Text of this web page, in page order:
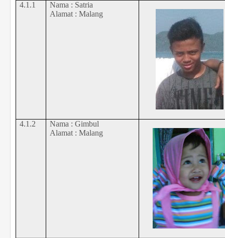
4.1.1
Nama : Satria
Alamat : Malang
4.1.2 Nama :Gimbul
Alamat : Malang